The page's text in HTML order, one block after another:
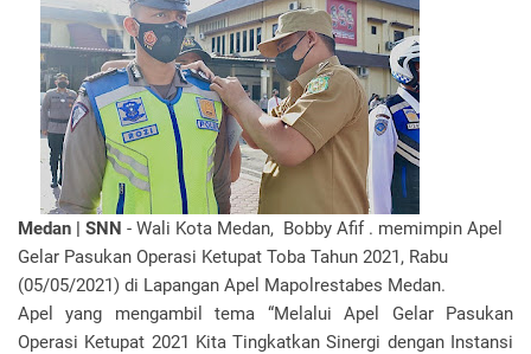
Medan | SNN - Wali Kota Medan, Bobby Afif . memimpin Apel
Gelar Pasukan Operasi Ketupat Toba Tahun 2021, Rabu
(05/05/2021) di Lapangan Apel Mapolrestabes Medan.
Apel yang mengambil tema “Melalui Apel Gelar Pasukan
Operasi Ketupat 2021 Kita Tingkatkan Sinergi dengan Instansi